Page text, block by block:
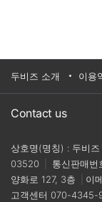
두비즈 소개 이용
Contact us
상호명(명칭) : 두비즈
03520
통신판매
양화로 127, 3층
이
고객센터 070-4345-